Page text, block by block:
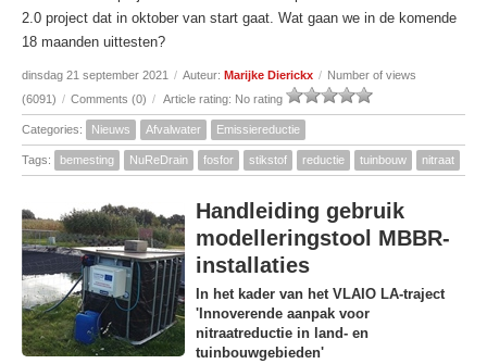
2.0 project dat in oktober van start gaat. Wat gaan we in de komende
18 maanden uittesten?
dinsdag 21 september 2021 / Auteur: Marijke Dierickx / Number of views
(6091) / Comments (0) / Article rating: No rating
Categories: Nieuws Afvalwater Emissiereductie
Tags: bemesting NuReDrain fosfor stikstof reductie tuinbouw nitraat
Handleiding gebruik
modelleringstool MBBR-
installaties
In het kader van het VLAIO LA-traject
'Innoverende aanpak voor
nitraatreductie in land- en
tuinbouwgebieden'